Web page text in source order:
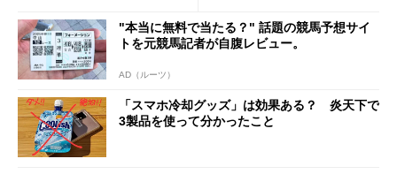
"本当に無料で当たる？" 話題の競馬予想サイ
トを元競馬記者が自腹レビュー。
AD（ルーツ）
「スマホ冷却グッズ」は効果ある？ 炎天下で
3製品を使って分かったこと